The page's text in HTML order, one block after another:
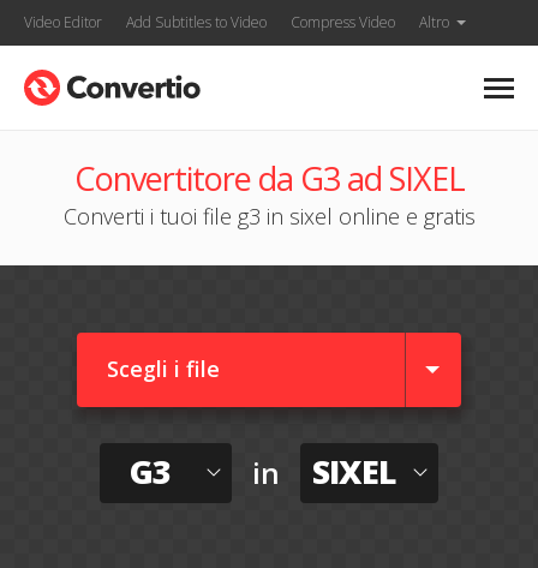
Video Editor Add Subtitles to Video Compress Video Altro
Convertitore da G3 ad SIXEL
Converti i tuoi file g3 in sixel online e gratis
Scegli i file
G3 in SIXEL